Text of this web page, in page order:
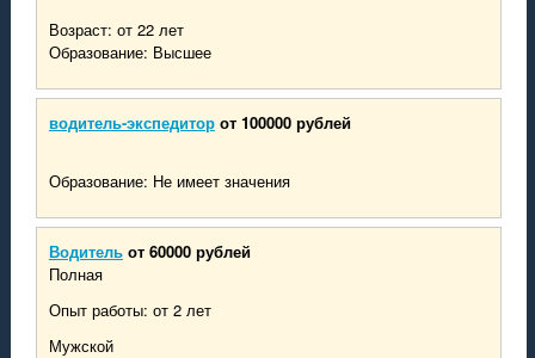
Возраст: от 22 лет
Образование: Высшее
водитель-экспедитор от 100000 рублей
Образование: Не имеет значения
Водитель от 60000 рублей
Полная
Опыт работы: от 2 лет
Мужской